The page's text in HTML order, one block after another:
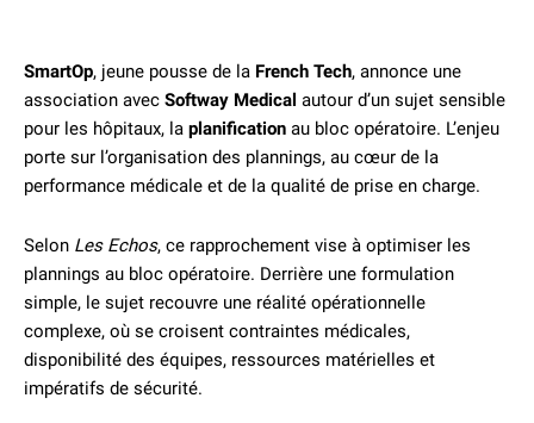
SmartOp, jeune pousse de la French Tech, annonce une
association avec Softway Medical autour d’un sujet sensible
pour les hôpitaux, la planification au bloc opératoire. L’enjeu
porte sur l’organisation des plannings, au cœur de la
performance médicale et de la qualité de prise en charge.
Selon Les Echos, ce rapprochement vise à optimiser les
plannings au bloc opératoire. Derrière une formulation
simple, le sujet recouvre une réalité opérationnelle
complexe, où se croisent contraintes médicales,
disponibilité des équipes, ressources matérielles et
impératifs de sécurité.